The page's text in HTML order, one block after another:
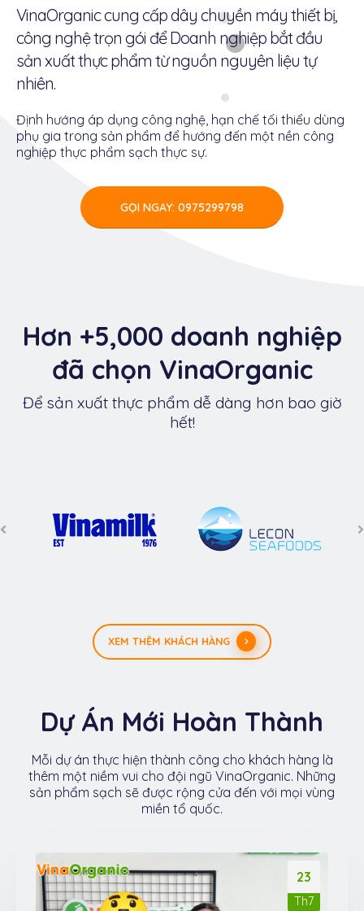
VinaOrganic cung cấp dây chuyền máy thiết bị,
công nghệ trọn gói để Doanh nghiệp bắt đầu
sản xuất thực phẩm từ nguồn nguyên liệu tự
nhiên.
Định hướng áp dụng công nghệ, hạn chế tối thiểu dùng
phụ gia trong sản phẩm để hướng đến một nền công
nghiệp thực phẩm sạch thực sự.
GỌI NGAY: 0975299798
Hơn +5,000 doanh nghiệp
đã chọn VinaOrganic
Để sản xuất thực phẩm dễ dàng hơn bao giờ
hết!
XEM THÊM KHÁCH HÀNG
Dự Án Mới Hoàn Thành
Mỗi dự án thực hiện thành công cho khách hàng là
thêm một niềm vui cho đội ngũ VinaOrganic. Những
sản phẩm sạch sẽ được rộng cửa đến với mọi vùng
miền tổ quốc.
23
Th7